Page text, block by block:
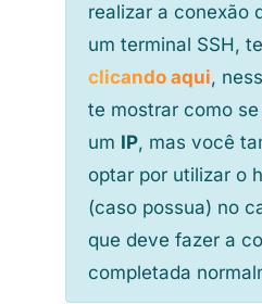
realizar a conexão
um terminal SSH,
clicando aqui,
te mostrar como
um IP, mas você
optar por utilizar o
(caso possua) no
que deve fazer a
completada